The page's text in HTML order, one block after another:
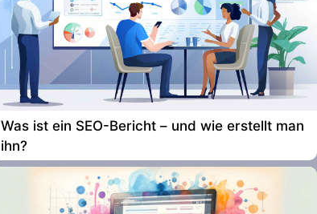
Was ist ein SEO-Bericht – und wie erstellt man
ihn?